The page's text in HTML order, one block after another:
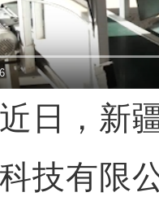
，新疆
技有限